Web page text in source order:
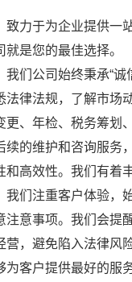
力于为企业提供一
是您的最佳选择。
们公司始终秉承“
律法规，了解市场
、年检、税务筹划
的维护和咨询服务
高效性。我们有着
们注重客户体验，
意事项。我们会提
营，避免陷入法律风
客户提供最好的服